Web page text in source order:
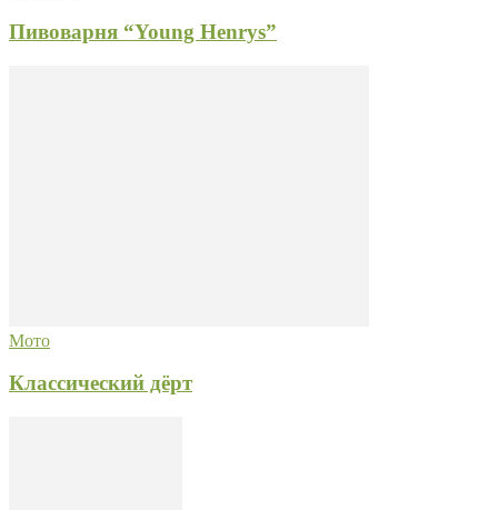
Пивоварня “Young Henrys”
Мото
Классический дёрт